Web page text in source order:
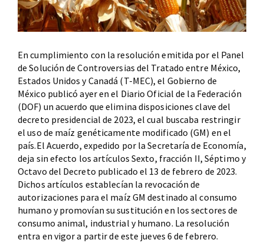
En cumplimiento con la resolución emitida por el Panel
de Solución de Controversias del Tratado entre México,
Estados Unidos y Canadá (T-MEC), el Gobierno de
México publicó ayer en el Diario Oficial de la Federación
(DOF) un acuerdo que elimina disposiciones clave del
decreto presidencial de 2023, el cual buscaba restringir
el uso de maíz genéticamente modificado (GM) en el
país.El Acuerdo, expedido por la Secretaría de Economía,
deja sin efecto los artículos Sexto, fracción II, Séptimo y
Octavo del Decreto publicado el 13 de febrero de 2023.
Dichos artículos establecían la revocación de
autorizaciones para el maíz GM destinado al consumo
humano y promovían su sustitución en los sectores de
consumo animal, industrial y humano. La resolución
entra en vigor a partir de este jueves 6 de febrero.